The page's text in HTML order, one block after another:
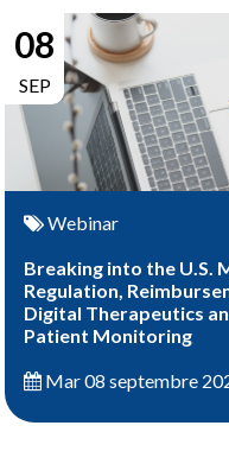
08
SEP
Webinar
Breaking into the U.S.
Regulation,
Digital Therapeutics
Patient Monitoring
Mar 08 septembre